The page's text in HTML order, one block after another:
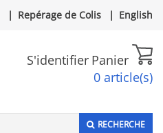
| Repérage de Colis | English
S'identifier Panier
0 article(s)
RECHERCHE